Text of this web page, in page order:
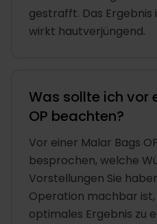
gestrafft. Das
wirkt hautverjüngend.
Was sollte ich vor
OP beachten?
Vor einer Malar Bags
besprochen, welche
Vorstellungen Sie
Operation machbar ist,
optimales Ergebnis zu